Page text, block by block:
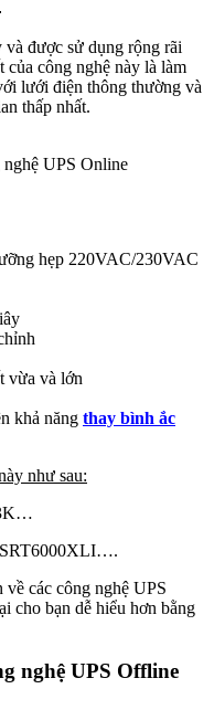
và được sử dụng rộng rãi
của công nghệ này là làm
lưới điện thông thường và
thấp nhất.
UPS Online
hẹp 220VAC/230VAC
vừa và lớn
khả năng thay bình ắc
như sau:
các công nghệ UPS
cho bạn dễ hiểu hơn bằng
nghệ UPS Offline